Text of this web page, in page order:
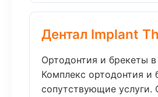
Дентал Implant
Ортодонтия и брекеты
Комплекс ортодонтия и
сопутствующие услуги.